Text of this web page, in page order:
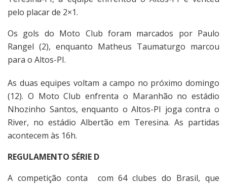
pelo placar de 2×1.
Os gols do Moto Club foram marcados por Paulo
Rangel (2), enquanto Matheus Taumaturgo marcou
para o Altos-PI.
As duas equipes voltam a campo no próximo domingo
(12). O Moto Club enfrenta o Maranhão no estádio
Nhozinho Santos, enquanto o Altos-PI joga contra o
River, no estádio Albertão em Teresina. As partidas
acontecem às 16h.
REGULAMENTO SÉRIE D
A competição conta com 64 clubes do Brasil, que